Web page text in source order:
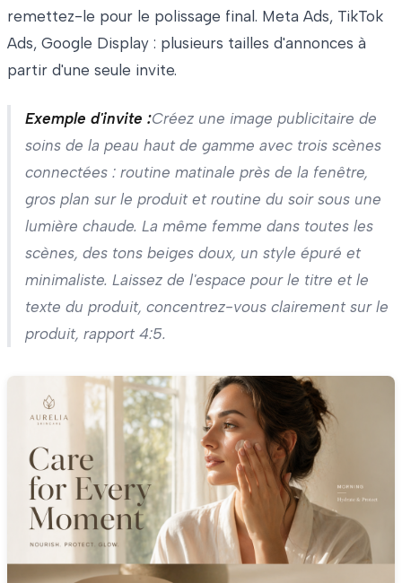
remettez-le pour le polissage final. Meta Ads, TikTok
Ads, Google Display : plusieurs tailles d'annonces à
partir d'une seule invite.
Exemple d'invite :Créez une image publicitaire de
soins de la peau haut de gamme avec trois scènes
connectées : routine matinale près de la fenêtre,
gros plan sur le produit et routine du soir sous une
lumière chaude. La même femme dans toutes les
scènes, des tons beiges doux, un style épuré et
minimaliste. Laissez de l'espace pour le titre et le
texte du produit, concentrez-vous clairement sur le
produit, rapport 4:5.